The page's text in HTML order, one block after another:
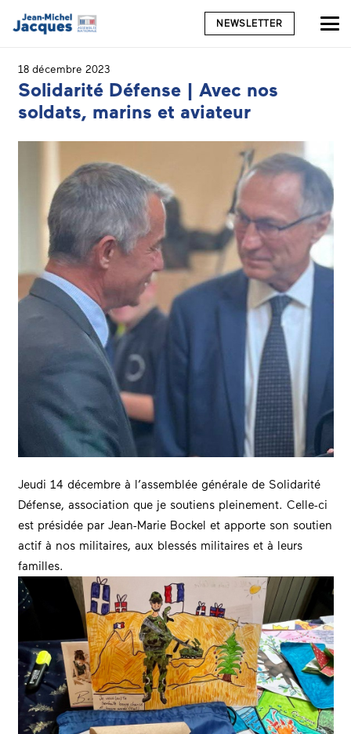
NEWSLETTER
18 décembre 2023
Solidarité Défense | Avec nos
soldats, marins et aviateur
Jeudi 14 décembre à l’assemblée générale de Solidarité
Défense, association que je soutiens pleinement. Celle-ci
est présidée par Jean-Marie Bockel et apporte son soutien
actif à nos militaires, aux blessés militaires et à leurs
familles.